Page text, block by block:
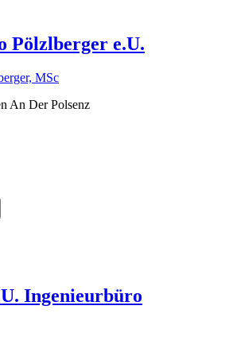
Pölzlberger e.U.
MSc
An Der Polsenz
Ingenieurbüro